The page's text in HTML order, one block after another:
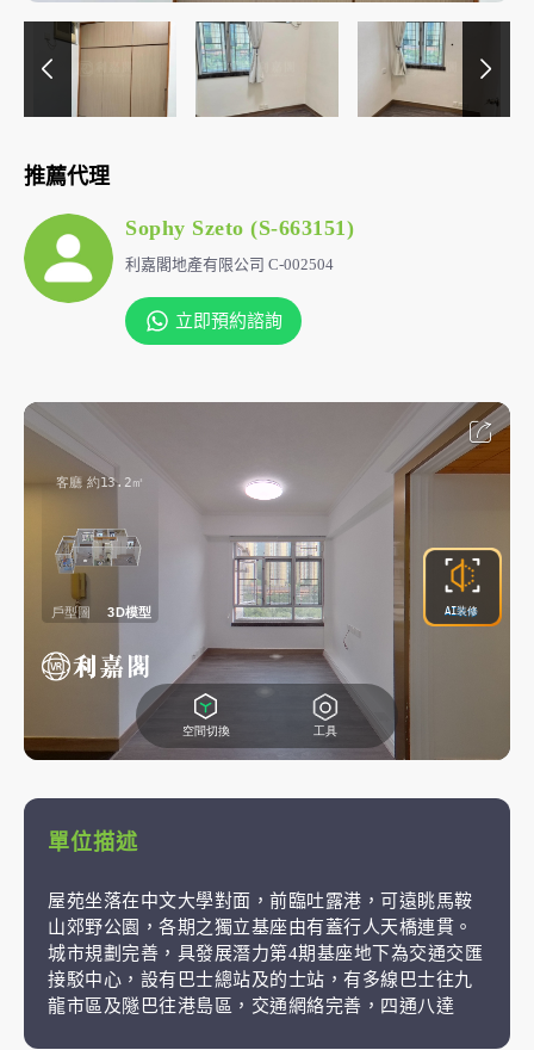
推薦代理
Sophy Szeto (S-663151)
利嘉閣地產有限公司 C-002504
立即預約諮詢
單位描述
屋苑坐落在中文大學對面，前臨吐露港，可遠眺馬鞍
山郊野公園，各期之獨立基座由有蓋行人天橋連貫。
城市規劃完善，具發展潛力第4期基座地下為交通交匯
接駁中心，設有巴士總站及的士站，有多線巴士往九
龍市區及隧巴往港島區，交通網絡完善，四通八達